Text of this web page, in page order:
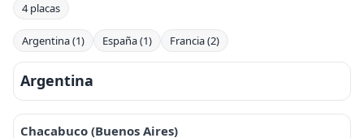
4 placas
Argentina (1) España (1) Francia (2)
Argentina
Chacabuco (Buenos Aires)